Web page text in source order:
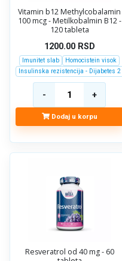
Vitamin b12 Methylcobalamin
100 mcg - Metilkobalmin B12 -
120 tableta
1200.00RSD
Imunitet slab
Homocistein visok
Insulinska rezistencija - Dijabetes 2
Dodaj u korpu
Resveratrol od 40 mg - 60